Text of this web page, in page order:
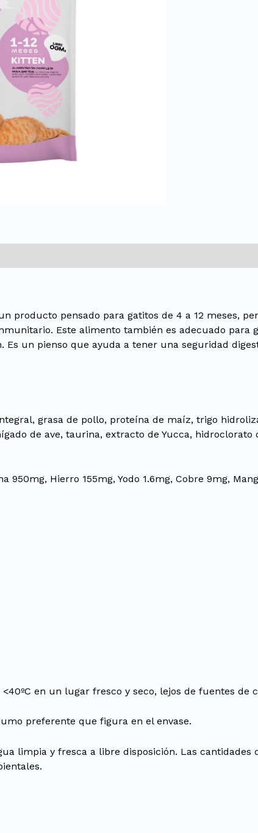
producto pensado para gatitos de 4 a 12 meses,
Este alimento también es adecuado para
un pienso que ayuda a tener una seguridad
grasa de pollo, proteína de maíz, trigo
de ave, taurina, extracto de Yucca,
950mg, Hierro 155mg, Yodo 1.6mg, Cobre 9mg,
en un lugar fresco y seco, lejos de fuentes de
preferente que figura en el envase.
limpia y fresca a libre disposición. Las